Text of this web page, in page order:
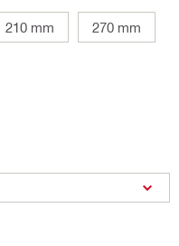
210 mm 270 mm